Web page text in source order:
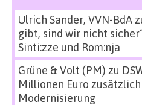
Ulrich Sander, VVN-BdA
gibt, sind wir nicht
Sinti:zze und Rom:nja
Grüne & Volt (PM) zu
Millionen Euro
Modernisierung